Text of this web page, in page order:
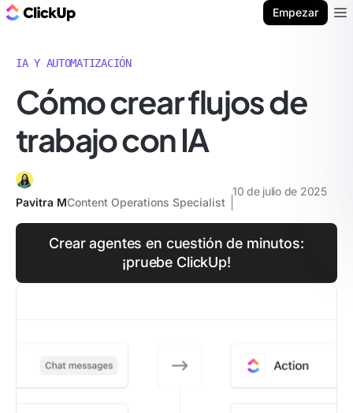
Empezar
IA Y AUTOMATIZACIÓN
Cómo crear flujos de
trabajo con IA
Pavitra MContent Operations Specialist
10 de julio de 2025
Crear agentes en cuestión de minutos:
¡pruebe ClickUp!